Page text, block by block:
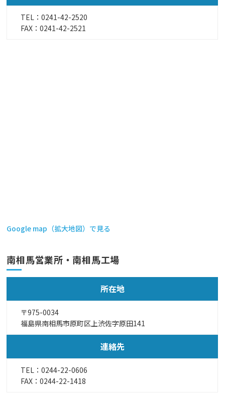
TEL：0241-42-2520
FAX：0241-42-2521
Google map（拡大地図）で見る
南相馬営業所・南相馬工場
所在地
〒975-0034
福島県南相馬市原町区上渋佐字原田141
連絡先
TEL：0244-22-0606
FAX：0244-22-1418